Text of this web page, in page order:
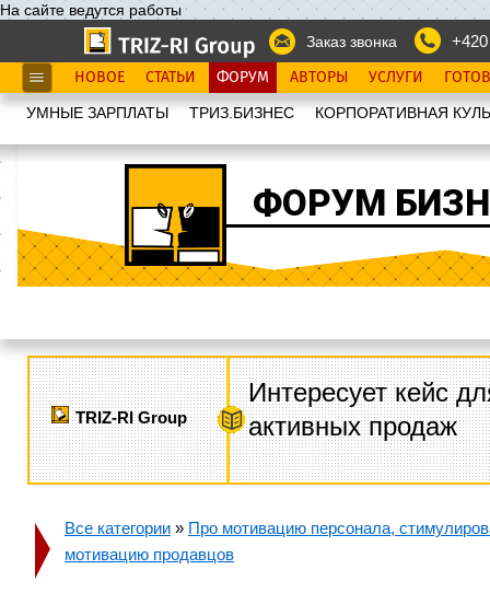
На сайте ведутся работы
Заказ звонка
НОВОЕ СТАТЬИ ФОРУМ АВТОРЫ УСЛУГИ
УМНЫЕ ЗАРПЛАТЫ ТРИЗ.БИЗНЕС КОРПОРАТИВНАЯ
ФОРУМ
TRIZ-RI Group
Интересует кейс
активных продаж
Все категории » Про мотивацию персонала,
мотивацию продавцов